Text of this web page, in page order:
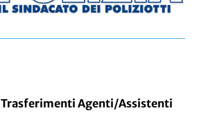
Trasferimenti Agenti/Assistenti